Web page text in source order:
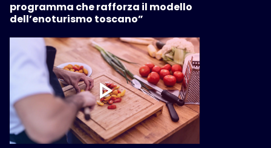
programma che rafforza il modello
dell’enoturismo toscano”